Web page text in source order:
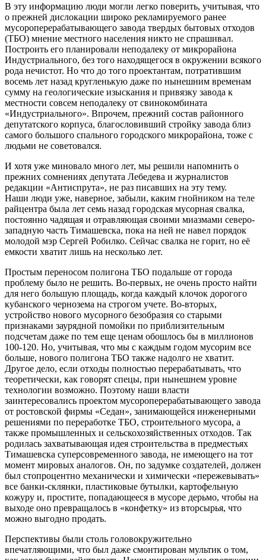
В эту информацию люди могли легко поверить, учитывая, что
о прежней дислокации широко рекламируемого ранее
мусороперерабатывающего завода твердых бытовых отходов
(ТБО) мнение местного населения никто не спрашивал.
Построить его планировали неподалеку от микрорайона
Индустриального, без того находящегося в окружении всякого
рода нечистот. Но что до того проектантам, потратившим
восемь лет назад кругленькую даже по нынешним временам
сумму на геологические изыскания и привязку завода к
местности совсем неподалеку от свинокомбината
«Индустриального». Впрочем, прежний состав районного
депутатского корпуса, благословивший стройку завода близ
самого большого спального городского микрорайона, тоже с
людьми не советовался.
И хотя уже миновало много лет, мы решили напомнить о
прежних сомнениях депутата Лебедева и журналистов
редакции «Антиспрута», не раз писавших на эту тему.
Наши люди уже, наверное, забыли, каким гнойником на теле
райцентра была лет семь назад городская мусорная свалка,
постоянно чадящая и отравляющая своими миазмами северо-
западную часть Тимашевска, пока на ней не навел порядок
молодой мэр Сергей Робилко. Сейчас свалка не горит, но её
емкости хватит лишь на несколько лет.
Простым переносом полигона ТБО подальше от города
проблему было не решить. Во-первых, не очень просто найти
для него большую площадь, когда каждый клочок дорогого
кубанского чернозема на строгом учете. Во-вторых,
устройство нового мусорного безобразия со старыми
признаками заурядной помойки по приблизительным
подсчетам даже по тем еще ценам обошлось бы в миллионов
100-120. Но, учитывая, что мы с каждым годом мусорим все
больше, нового полигона ТБО также надолго не хватит.
Другое дело, если отходы полностью перерабатывать, что
теоретически, как говорят спецы, при нынешнем уровне
технологии возможно. Поэтому наши власти
заинтересовались проектом мусороперерабатывающего завода
от ростовской фирмы «Седан», занимающейся инженерными
решениями по переработке ТБО, строительного мусора, а
также промышленных и сельскохозяйственных отходов. Так
родилась захватывающая идея строительства в предместьях
Тимашевска суперсовременного завода, не имеющего на тот
момент мировых аналогов. Он, по задумке создателей, должен
был стопроцентно механически и химически «пережевывать»
все банки-склянки, пластиковые бутылки, картофельную
кожуру и, простите, попадающееся в мусоре дерьмо, чтобы на
выходе оно превращалось в «конфетку» из вторсырья, что
можно выгодно продать.
Перспективы были столь головокружительно
впечатляющими, что был даже смонтирован мультик о том,